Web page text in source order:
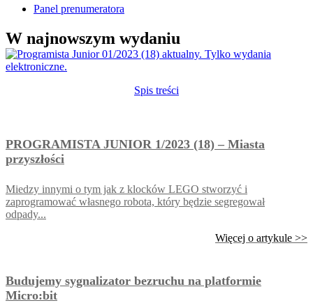
Panel prenumeratora
W najnowszym wydaniu
Spis treści
PROGRAMISTA JUNIOR 1/2023 (18) – Miasta
przyszłości
Miedzy innymi o tym jak z klocków LEGO stworzyć i
zaprogramować własnego robota, który będzie segregował
odpady...
Więcej o artykule >>
Budujemy sygnalizator bezruchu na platformie
Micro:bit